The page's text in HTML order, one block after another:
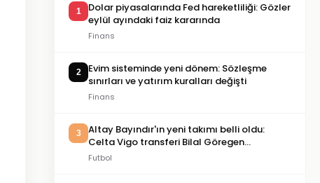
1
Dolar piyasalarında Fed hareketliliği: Gözler
eylül ayındaki faiz kararında
Finans
2
Evim sisteminde yeni dönem: Sözleşme
sınırları ve yatırım kuralları değişti
Finans
3
Altay Bayındır'ın yeni takımı belli oldu:
Celta Vigo transferi Bilal Göregen
videosuyla duyuruldu
Futbol